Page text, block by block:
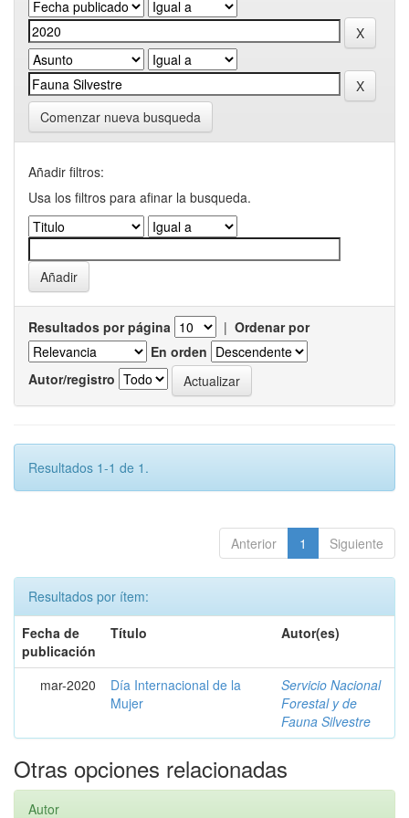
Comenzar nueva busqueda
Añadir filtros:
Usa los filtros para afinar la busqueda.
Resultados por página | Ordenar por
En orden
Autor/registro
Resultados 1-1 de 1.
Anterior 1 Siguiente
Resultados por ítem:
Fecha de
publicación
Título Autor(es)
mar-2020
Día Internacional de la
Mujer
Servicio Nacional
Forestal y de
Fauna Silvestre
Otras opciones relacionadas
Autor